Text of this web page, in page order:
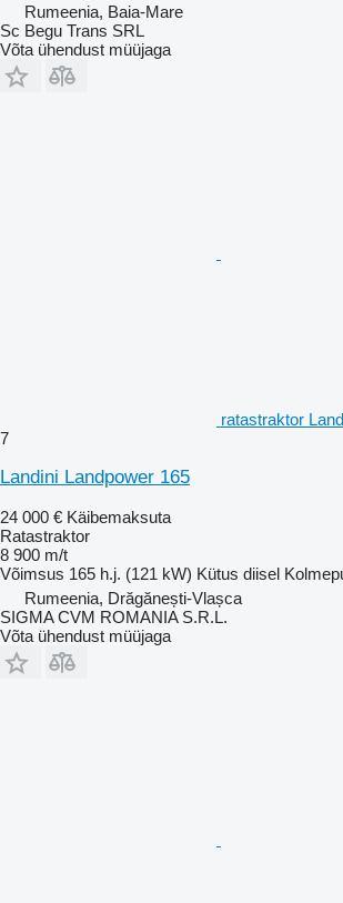
Rumeenia, Baia-Mare
Sc Begu Trans SRL
Võta ühendust müüjaga
ratastraktor
7
Landini Landpower 165
24 000 € Käibemaksuta
Ratastraktor
8 900 m/t
Võimsus 165 h.j. (121 kW) Kütus diisel
Rumeenia, Drăgănești-Vlașca
SIGMA CVM ROMANIA S.R.L.
Võta ühendust müüjaga